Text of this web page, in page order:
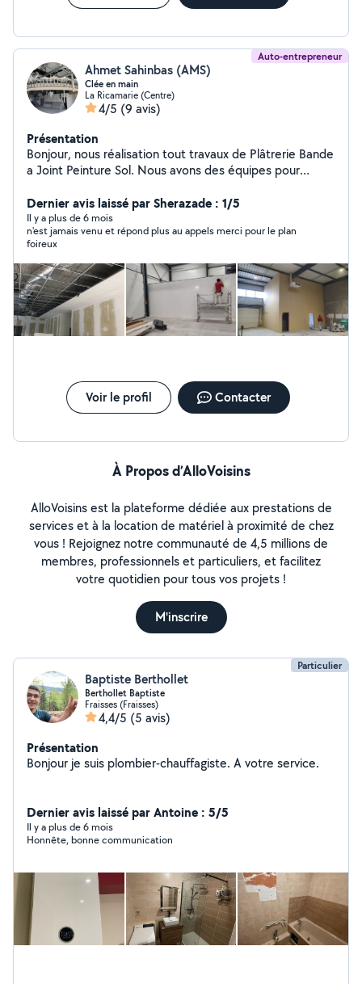
Auto-entrepreneur
Ahmet Sahinbas (AMS)
Clée en main
La Ricamarie (Centre)
4/5 (9 avis)
Présentation
Bonjour, nous réalisation tout travaux de Plâtrerie Bande
a Joint Peinture Sol. Nous avons des équipes pour
avec un service irréprochable. Pour tout travaux,
n'hésitez pas.
Dernier avis laissé par Sherazade : 1/5
Il y a plus de 6 mois
n'est jamais venu et répond plus au appels merci pour le plan
foireux
Voir le profil Contacter
À Propos d’AlloVoisins
AlloVoisins est la plateforme dédiée aux prestations de
services et à la location de matériel à proximité de chez
vous ! Rejoignez notre communauté de 4,5 millions de
membres, professionnels et particuliers, et facilitez
votre quotidien pour tous vos projets !
M'inscrire
Particulier
Baptiste Berthollet
Berthollet Baptiste
Fraisses (Fraisses)
4,4/5 (5 avis)
Présentation
Bonjour je suis plombier-chauffagiste. A votre service.
Dernier avis laissé par Antoine : 5/5
Il y a plus de 6 mois
Honnête, bonne communication